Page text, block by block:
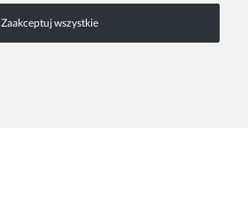
Pn. - Pt. 9:00 - 15:00
Zaakceptuj wszystkie